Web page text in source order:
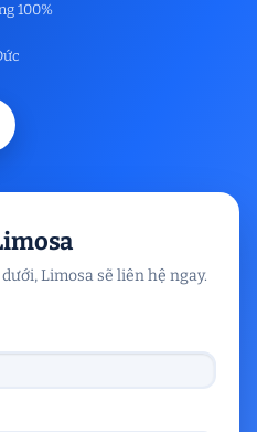
100%
Limosa sẽ liên hệ ngay.